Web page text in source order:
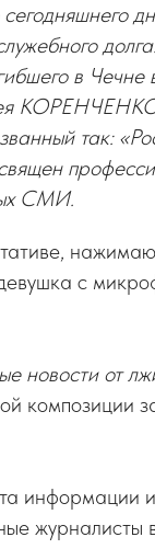
в Чечне
так:
СМИ.
с
новости от
композиции
информации
журналисты